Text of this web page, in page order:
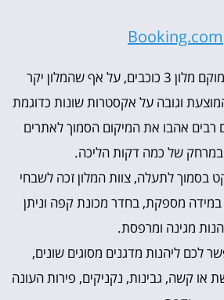
Booking.com
ברחוב Molslaan ממוקם מלון 3 כוכבים, על אף שהמלון יקר
וגובה על אקסטרות שונות כדוגמת
רבים אהבו את המיקום הסמוך לאתרים
ובמרחק של כמה דקות הליכה.
בסמוך לתעלה, צוות המלון זכה לשבחי
מספקת, בחדר מכונת קפה וניתן
מגינה ומרפסת.
לכם ליהנות מדגנים מסוגים שונים,
או קשה, גבינות, נקניקים, פירות העונה